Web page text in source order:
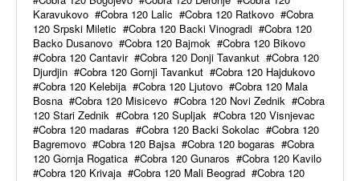
Karavukovo
Cobra 120 Lalic Cobra 120 Ratkovo
Cobra
120 Srpski Miletic
Cobra 120 Backi Vinogradi
Cobra 120
Backo Dusanovo
Cobra 120 Bajmok
Cobra 120 Bikovo
Cobra 120 Cantavir
Cobra 120 Donji Tavankut
Cobra 120
Djurdjin
Cobra 120 Gornji Tavankut
Cobra 120 Hajdukovo
Cobra 120 Kelebija
Cobra 120 Ljutovo
Cobra 120 Mala
Bosna
Cobra 120 Misicevo Cobra 120 Novi Zednik
Cobra
120 Stari Zednik
Cobra 120 Supljak
Cobra 120 Visnjevac
Cobra 120 madaras
Cobra 120 Backi Sokolac
Cobra 120
Bagremovo
Cobra 120 Bajsa Cobra 120 bogaras
Cobra
120 Gornja Rogatica
Cobra 120 Gunaros
Cobra 120 Kavilo
Cobra 120 Krivaja
Cobra 120 Mali Beograd
Cobra 120